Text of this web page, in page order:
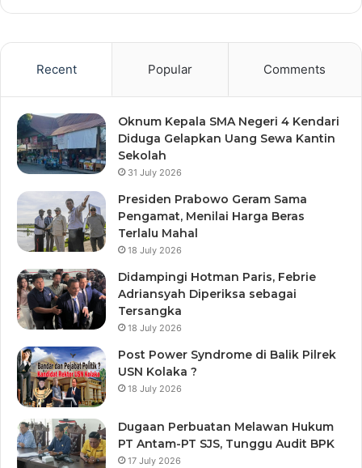
Recent Popular Comments
Oknum Kepala SMA Negeri 4 Kendari
Diduga Gelapkan Uang Sewa Kantin
Sekolah
31 July 2026
Presiden Prabowo Geram Sama
Pengamat, Menilai Harga Beras
Terlalu Mahal
18 July 2026
Didampingi Hotman Paris, Febrie
Adriansyah Diperiksa sebagai
Tersangka
18 July 2026
Post Power Syndrome di Balik Pilrek
USN Kolaka ?
18 July 2026
Dugaan Perbuatan Melawan Hukum
PT Antam-PT SJS, Tunggu Audit BPK
17 July 2026